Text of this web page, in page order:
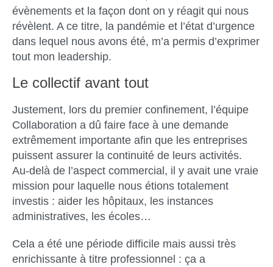
évènements et la façon dont on y réagit qui nous
révèlent. A ce titre, la pandémie et l’état d’urgence
dans lequel nous avons été, m’a permis d’exprimer
tout mon leadership.
Le collectif avant tout
Justement, lors du premier confinement, l’équipe
Collaboration a dû faire face à une demande
extrêmement importante afin que les entreprises
puissent assurer la continuité de leurs activités.
Au-delà de l’aspect commercial, il y avait une vraie
mission pour laquelle nous étions totalement
investis : aider les hôpitaux, les instances
administratives, les écoles…
Cela a été une période difficile mais aussi très
enrichissante à titre professionnel : ça a